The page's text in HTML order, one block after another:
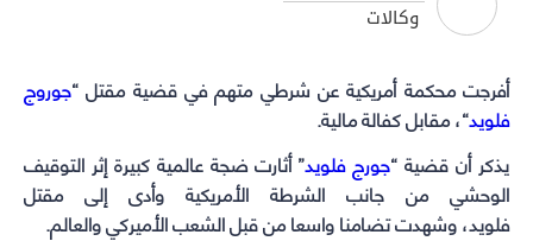
وكالات
أفرجت محكمة أمريكية عن شرطي متهم في قضية مقتل “جوروج
فلويد“، مقابل كفالة مالية.
يذكر أن قضية “جورج فلويد” أثارت ضجة عالمية كبيرة إثر التوقيف
الوحشي من جانب الشرطة الأمريكية وأدى إلى مقتل
فلويد، وشهدت تضامنا واسعا من قبل الشعب الأميركي والعالم.
(Opens
window)
(Opens
window)
(Opens
window)
(Opens
window)